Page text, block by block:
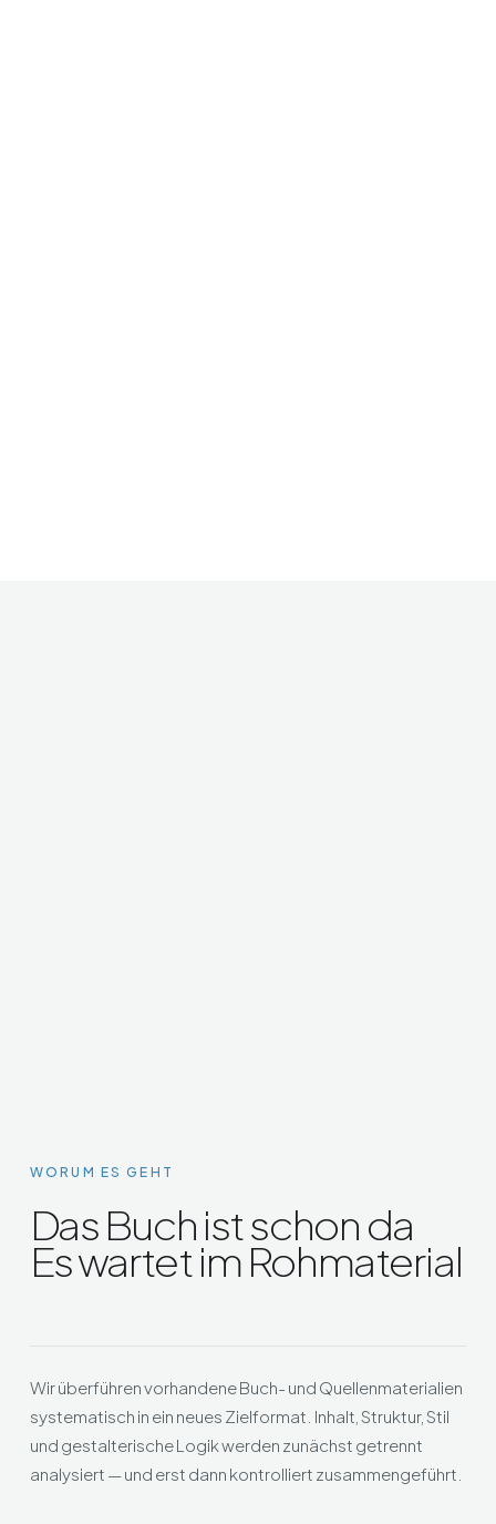
WORUM ES GEHT
Das Buch ist schon da
Es wartet im Rohmaterial
Wir überführen vorhandene Buch- und Quellenmaterialien
systematisch in ein neues Zielformat. Inhalt, Struktur, Stil
und gestalterische Logik werden zunächst getrennt
analysiert — und erst dann kontrolliert zusammengeführt.